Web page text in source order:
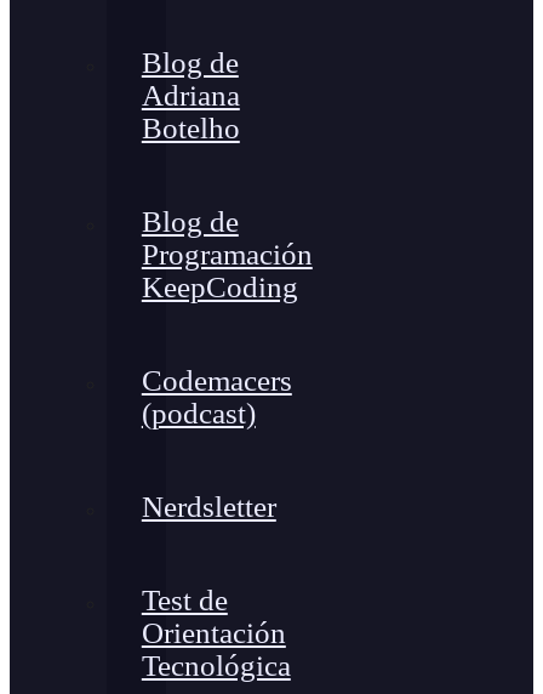
Blog de
Adriana
Botelho
Blog de
Programación
KeepCoding
Codemacers
(podcast)
Nerdsletter
Test de
Orientación
Tecnológica